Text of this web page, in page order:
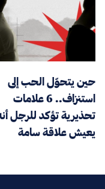
حين يتحوّل الحب إلى
استنزاف.. 6 علامات
تحذيرية تؤكد للرجل أنه
يعيش علاقة سامة